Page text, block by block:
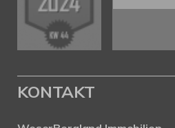
KONTAKT